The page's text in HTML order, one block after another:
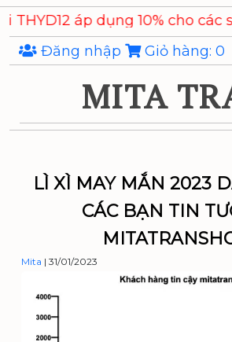
Skip
to
the
content
10% cho các sản phẩmChiết
Đăng nhập
Giỏ hàng: 0
MITA
LÌ XÌ MAY MẮN 2023
CÁC BẠN TIN
Mita | 31/01/2023